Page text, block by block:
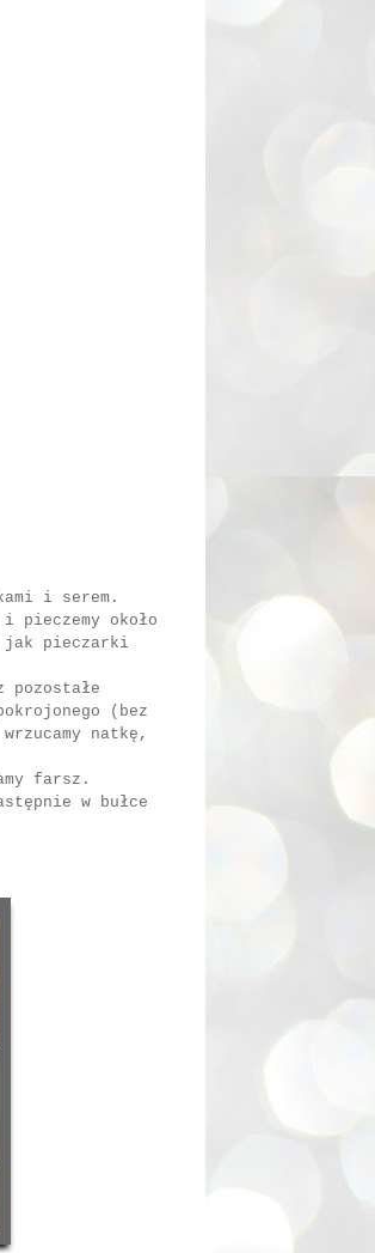
i serem.
i pieczemy około
jak pieczarki
pozostałe
(bez
natkę,
farsz.
w bułce